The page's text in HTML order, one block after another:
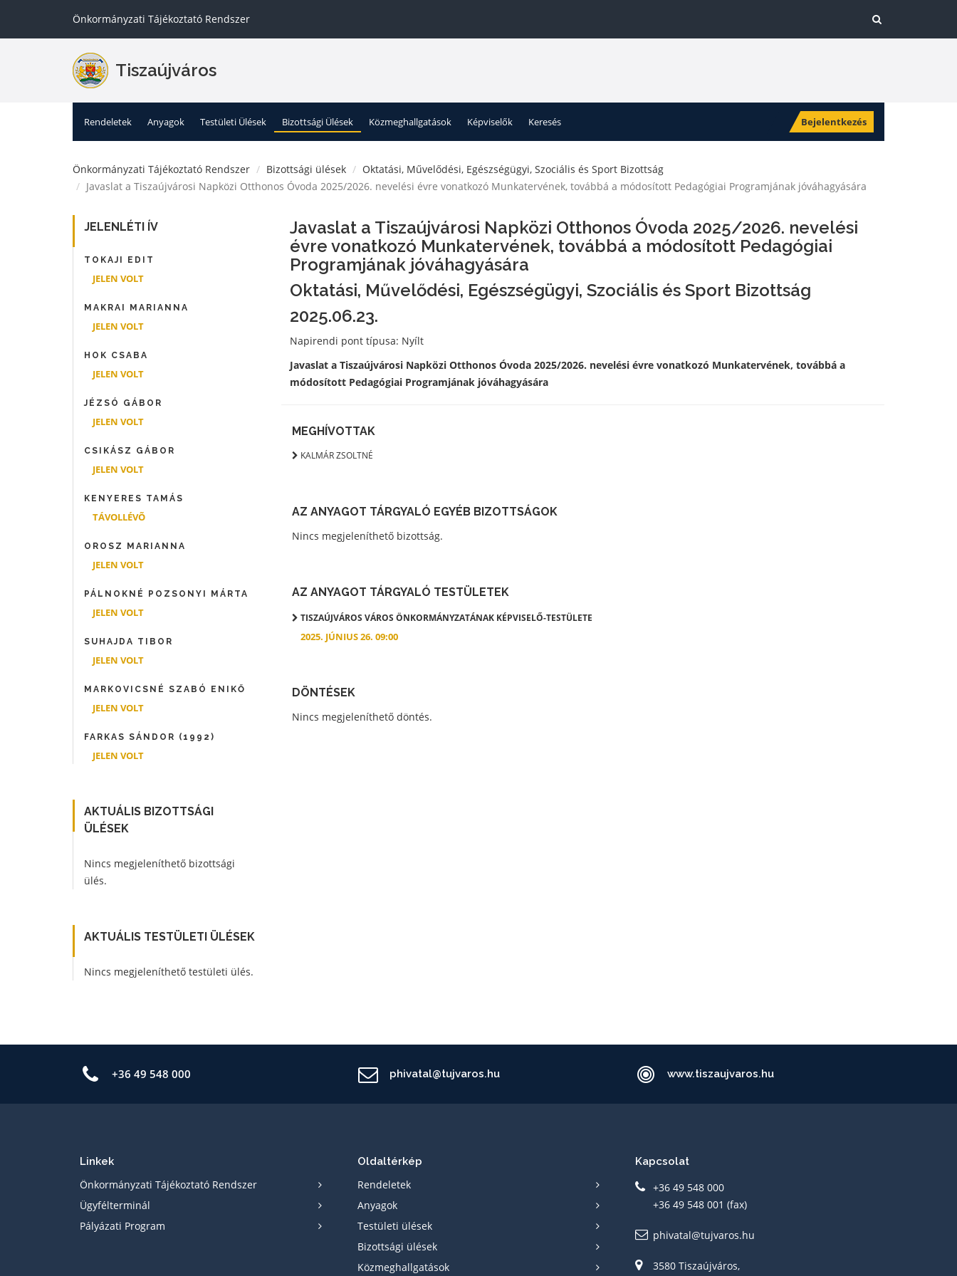
Önkormányzati Tájékoztató Rendszer
Tiszaújváros
Rendeletek Anyagok Testületi Ülések Bizottsági Ülések Közmeghallgatások Képviselők Keresés Bejelentkezés
Önkormányzati Tájékoztató Rendszer Bizottsági ülések
Oktatási, Művelődési, Egészségügyi, Szociális és Sport Bizottság
Javaslat a Tiszaújvárosi Napközi Otthonos Óvoda 2025/2026. nevelési évre vonatkozó Munkatervének, továbbá a módosított Pedagógiai Programjának jóváhagyására
JELENLÉTI ÍV
TOKAJI EDIT
JELEN VOLT
MAKRAI MARIANNA
JELEN VOLT
HOK CSABA
JELEN VOLT
JÉZSÓ GÁBOR
JELEN VOLT
CSIKÁSZ GÁBOR
JELEN VOLT
KENYERES TAMÁS
TÁVOLLÉVÕ
OROSZ MARIANNA
JELEN VOLT
PÁLNOKNÉ POZSONYI MÁRTA
JELEN VOLT
SUHAJDA TIBOR
JELEN VOLT
MARKOVICSNÉ SZABÓ ENIKŐ
JELEN VOLT
FARKAS SÁNDOR (1992)
JELEN VOLT
AKTUÁLIS BIZOTTSÁGI
ÜLÉSEK
Nincs megjeleníthető bizottsági
ülés.
AKTUÁLIS TESTÜLETI ÜLÉSEK
Nincs megjeleníthető testületi ülés.
Javaslat a Tiszaújvárosi Napközi Otthonos Óvoda 2025/2026. nevelési
évre vonatkozó Munkatervének, továbbá a módosított Pedagógiai
Programjának jóváhagyására
Oktatási, Művelődési, Egészségügyi, Szociális és Sport Bizottság
2025.06.23.
Napirendi pont típusa: Nyílt
Javaslat a Tiszaújvárosi Napközi Otthonos Óvoda 2025/2026. nevelési évre vonatkozó Munkatervének, továbbá a
módosított Pedagógiai Programjának jóváhagyására
MEGHÍVOTTAK
KALMÁR ZSOLTNÉ
AZ ANYAGOT TÁRGYALÓ EGYÉB BIZOTTSÁGOK
Nincs megjeleníthető bizottság.
AZ ANYAGOT TÁRGYALÓ TESTÜLETEK
TISZAÚJVÁROS VÁROS ÖNKORMÁNYZATÁNAK KÉPVISELŐ-TESTÜLETE
2025. JÚNIUS 26. 09:00
DÖNTÉSEK
Nincs megjeleníthető döntés.
+36 49 548 000 phivatal@tujvaros.hu www.tiszaujvaros.hu
Linkek
Önkormányzati Tájékoztató Rendszer
Ügyfélterminál
Pályázati Program
Oldaltérkép
Rendeletek
Anyagok
Testületi ülések
Bizottsági ülések
Közmeghallgatások
Kapcsolat
+36 49 548 000
+36 49 548 001 (fax)
phivatal@tujvaros.hu
3580 Tiszaújváros,